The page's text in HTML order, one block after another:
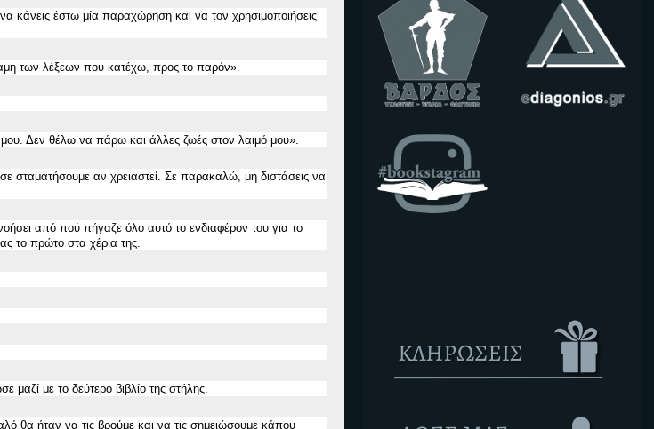
κάνεις έστω μία παραχώρηση και να τον χρησιμοποιήσεις
των λέξεων που κατέχω, προς το παρόν».
μου. Δεν θέλω να πάρω και άλλες ζωές στον λαιμό μου».
σταματήσουμε αν χρειαστεί. Σε παρακαλώ, μη διστάσεις να
από πού πήγαζε όλο αυτό το ενδιαφέρον του για το
το πρώτο στα χέρια της.
μαζί με το δεύτερο βιβλίο της στήλης.
θα ήταν να τις βρούμε και να τις σημειώσουμε κάπου